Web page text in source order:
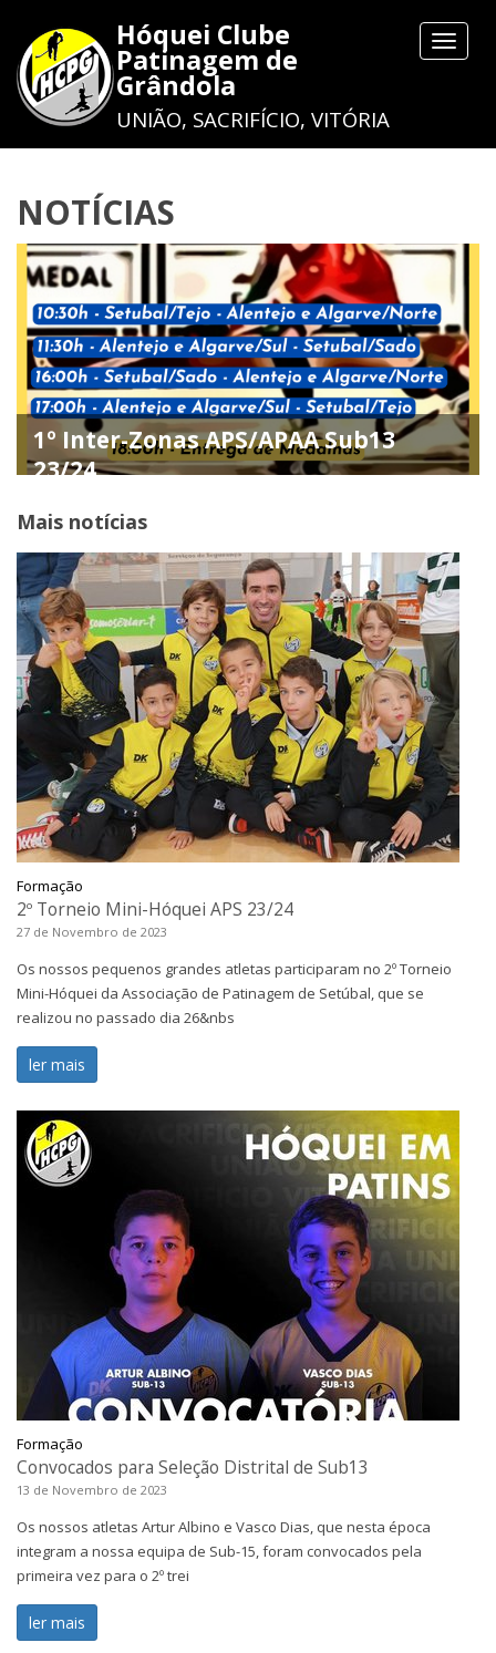
Toggle
Hóquei Clube
Patinagem de
Grândola
UNIÃO, SACRIFÍCIO, VITÓRIA
NOTÍCIAS
1º Inter-Zonas APS/APAA Sub13
23/24
Mais notícias
Formação
2º Torneio Mini-Hóquei APS 23/24
27 de Novembro de 2023
Os nossos pequenos grandes atletas participaram no 2º Torneio
Mini-Hóquei da Associação de Patinagem de Setúbal, que se
realizou no passado dia 26&nbs
ler mais
Formação
Convocados para Seleção Distrital de Sub13
13 de Novembro de 2023
Os nossos atletas Artur Albino e Vasco Dias, que nesta época
integram a nossa equipa de Sub-15, foram convocados pela
primeira vez para o 2º trei
ler mais